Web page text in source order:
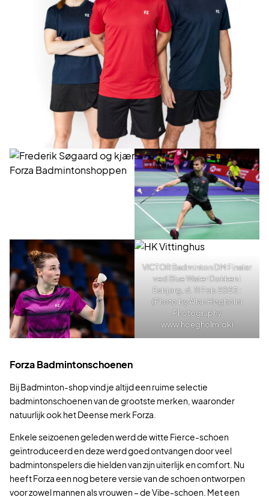
VICTOR Badminton DM Finaler
ved Blue Water Dokken i
Esbjerg, d. 11 Feb 2023 :
(Photo by Allan Høgholm
Photography
www.hoegholm.dk)
Forza Badmintonschoenen
Bij Badminton-shop vind je altijd een ruime selectie
badmintonschoenen van de grootste merken, waaronder
natuurlijk ook het Deense merk Forza.
Enkele seizoenen geleden werd de witte Fierce-schoen
geïntroduceerd en deze werd goed ontvangen door veel
badmintonspelers die hielden van zijn uiterlijk en comfort. Nu
heeft Forza een nog betere versie van de schoen ontworpen
voor zowel mannen als vrouwen – de Vibe-schoen. Met een